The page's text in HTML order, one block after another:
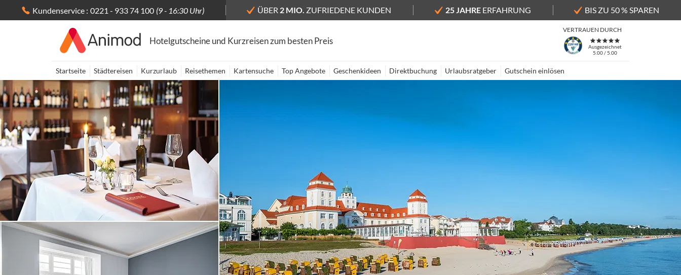
Kundenservice : 0221 - 933 74 100 (9 - 16:30 Uhr) ÜBER 2 MIO. ZUFRIEDENE KUNDEN 25 JAHREERFAHRUNG BIS ZU 50 % SPAREN
Hotelgutscheine und Kurzreisen zum besten Preis
VERTRAUEN DURCH
Ausgezeichnet
5.00 / 5.00
Startseite Städtereisen Kurzurlaub Reisethemen Kartensuche Top Angebote Geschenkideen Direktbuchung Urlaubsratgeber Gutschein einlösen